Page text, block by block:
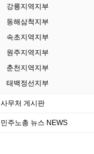
강릉지역지부
동해삼척지부
속초지역지부
원주지역지부
춘천지역지부
태백정선지부
사무처 게시판
민주노총 뉴스 NEWS